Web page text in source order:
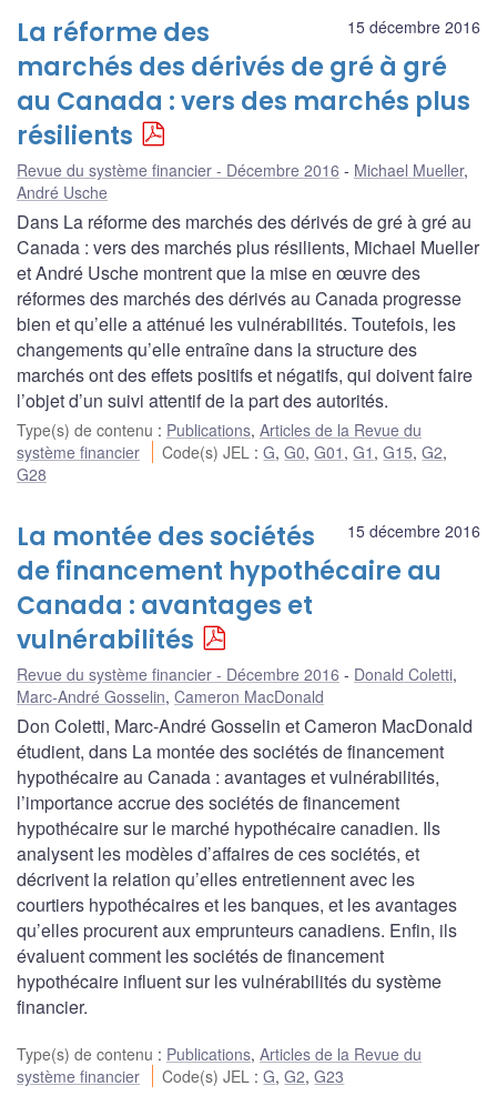
15 décembre 2016
La réforme des
marchés des dérivés de gré à gré
au Canada : vers des marchés plus
résilients
Revue du système financier - Décembre 2016 Michael Mueller,
André Usche
Dans La réforme des marchés des dérivés de gré à gré au
Canada : vers des marchés plus résilients, Michael Mueller
et André Usche montrent que la mise en œuvre des
réformes des marchés des dérivés au Canada progresse
bien et qu’elle a atténué les vulnérabilités. Toutefois, les
changements qu’elle entraîne dans la structure des
marchés ont des effets positifs et négatifs, qui doivent faire
l’objet d’un suivi attentif de la part des autorités.
Type(s) de contenu : Publications, Articles de la Revue du
système financier
Code(s) JEL :G,G0,G01 ,G1 ,G15,G2,
G28
15 décembre 2016
La montée des sociétés
de financement hypothécaire au
Canada : avantages et
vulnérabilités
Revue du système financier - Décembre 2016 Donald Coletti,
Marc-André Gosselin, Cameron MacDonald
Don Coletti, Marc-André Gosselin et Cameron MacDonald
étudient, dans La montée des sociétés de financement
hypothécaire au Canada : avantages et vulnérabilités,
l’importance accrue des sociétés de financement
hypothécaire sur le marché hypothécaire canadien. Ils
analysent les modèles d’affaires de ces sociétés, et
décrivent la relation qu’elles entretiennent avec les
courtiers hypothécaires et les banques, et les avantages
qu’elles procurent aux emprunteurs canadiens. Enfin, ils
évaluent comment les sociétés de financement
hypothécaire influent sur les vulnérabilités du système
financier.
Type(s) de contenu : Publications, Articles de la Revue du
système financier
Code(s) JEL :G,G2,G23